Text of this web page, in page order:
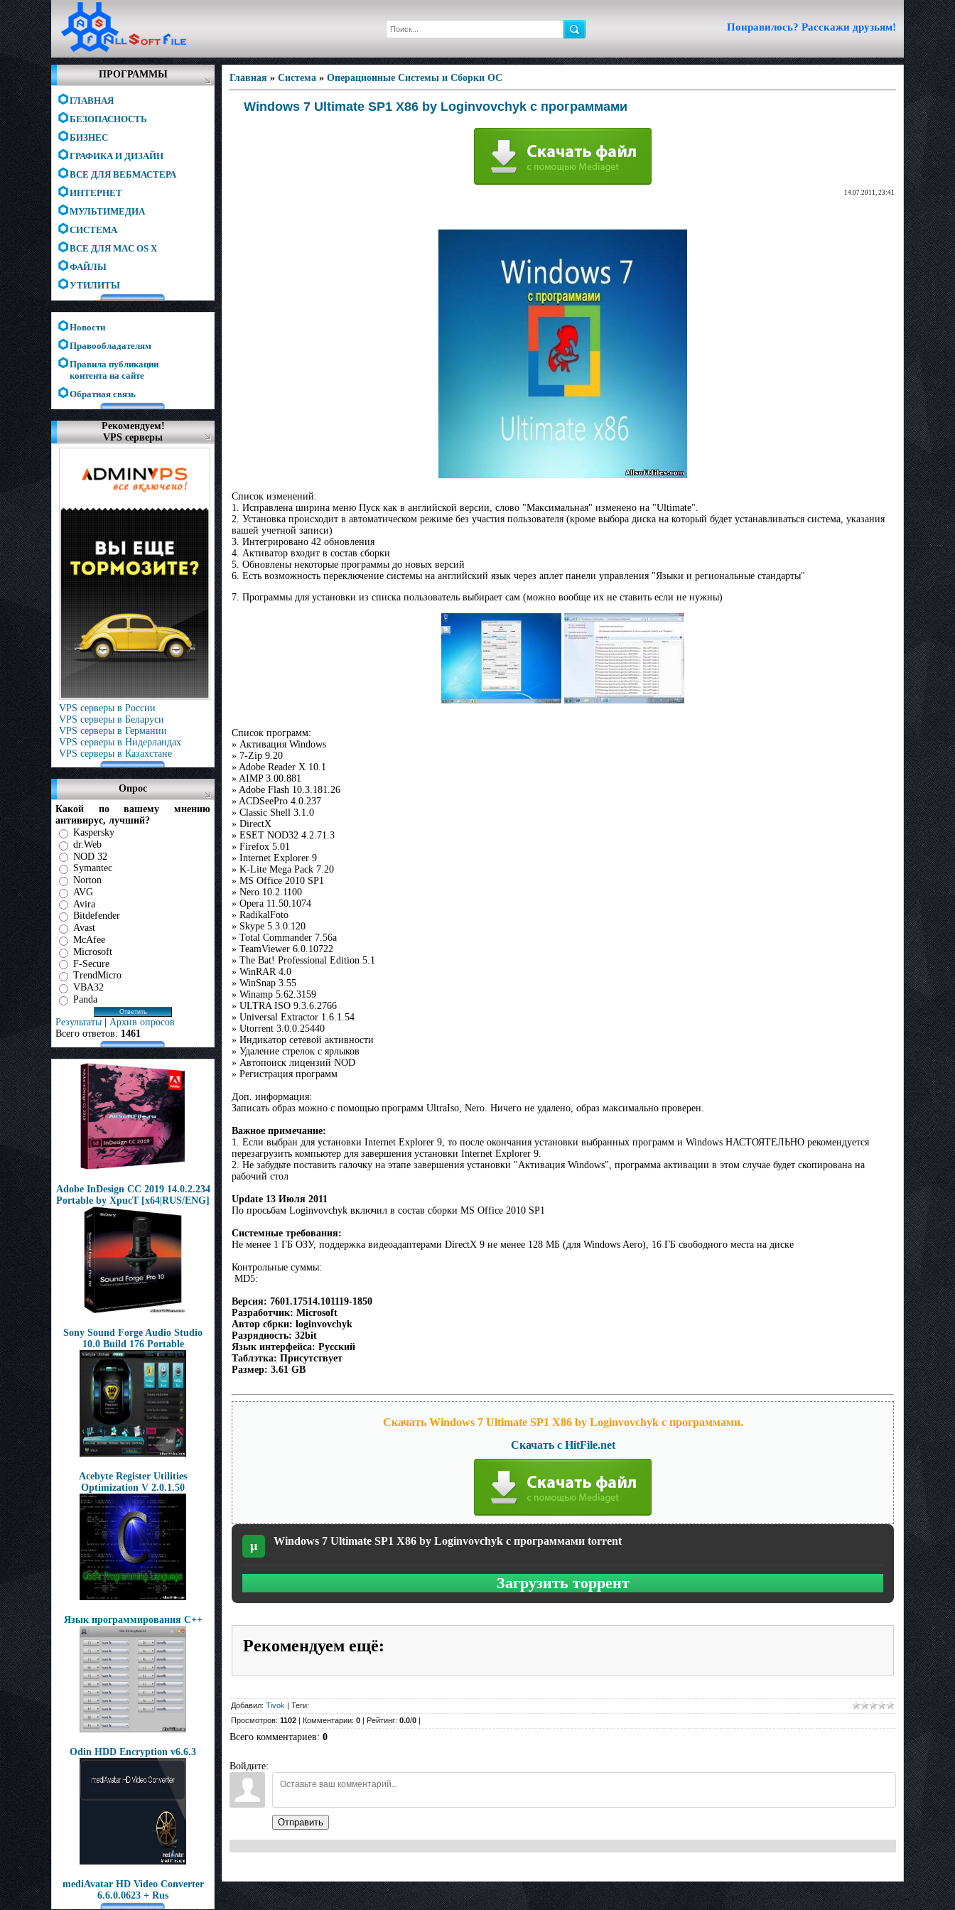
Понравилось? Расскажи друзьям!
ПРОГРАММЫ
ГЛАВНАЯ
БЕЗОПАСНОСТЬ
БИЗНЕС
ГРАФИКА И ДИЗАЙН
ВСЕ ДЛЯ ВЕБМАСТЕРА
ИНТЕРНЕТ
МУЛЬТИМЕДИА
СИСТЕМА
ВСЕ ДЛЯ MAC OS X
ФАЙЛЫ
УТИЛИТЫ
Новости
Правообладателям
Правила публикации
контента на сайте
Обратная связь
Рекомендуем!
VPS серверы
VPS серверы в России
VPS серверы в Беларуси
VPS серверы в Германии
VPS серверы в Нидерландах
VPS серверы в Казахстане
Опрос
Какой по вашему мнению
антивирус, лучший?
Kaspersky
dr.Web
NOD 32
Symantec
Norton
AVG
Avira
Bitdefender
Avast
McAfee
Microsoft
F-Secure
TrendMicro
VBA32
Panda
Результаты | Архив опросов
Всего ответов: 1461
Adobe InDesign CC 2019 14.0.2.234
Portable by XpucT [x64|RUS/ENG]
Sony Sound Forge Audio Studio
10.0 Build 176 Portable
Acebyte Register Utilities
Optimization V 2.0.1.50
Язык программирования С++
Odin HDD Encryption v6.6.3
mediAvatar HD Video Converter
6.6.0.0623 + Rus
Главная » Система » Операционные Системы и Сборки ОС
Windows 7 Ultimate SP1 Х86 by Loginvovchyk с программами
14.07.2011, 23:41
Список изменений:
1. Исправлена ширина меню Пуск как в английской версии, слово "Максимальная" изменено на "Ultimate".
2. Установка происходит в автоматическом режиме без участия пользователя (кроме выбора диска на который будет устанавливаться система, указания
вашей учетной записи)
3. Интегрировано 42 обновления
4. Активатор входит в состав сборки
5. Обновлены некоторые программы до новых версий
6. Есть возможность переключение системы на английский язык через аплет панели управления "Языки и региональные стандарты"
7. Программы для установки из списка пользователь выбирает сам (можно вообще их не ставить если не нужны)
Cписок программ:
» Активация Windows
» 7-Zip 9.20
» Adоbe Reader X 10.1
» AIMP 3.00.881
» Adobe Flash 10.3.181.26
» ACDSeePro 4.0.237
» Classic Shell 3.1.0
» DirectX
» ESET NOD32 4.2.71.3
» Firefox 5.01
» Internet Explorer 9
» K-Lite Mega Pack 7.20
» MS Office 2010 SP1
» Nero 10.2.1100
» Opera 11.50.1074
» RadikalFoto
» Skype 5.3.0.120
» Total Commander 7.56a
» TeamViewer 6.0.10722
» The Bat! Professional Edition 5.1
» WinRAR 4.0
» WinSnap 3.55
» Winamp 5.62.3159
» ULTRA ISO 9.3.6.2766
» Universal Extractor 1.6.1.54
» Utorrent 3.0.0.25440
» Индикатор сетевой активности
» Удаление стрелок с ярлыков
» Автопоиск лицензий NOD
» Регистрация программ
Доп. информация:
Записать образ можно с помощью программ UltraIso, Nero. Ничего не удалено, образ максимально проверен.
Важное примечание:
1. Если выбран для установки Internet Explorer 9, то после окончания установки выбранных программ и Windows НАСТОЯТЕЛЬНО рекомендуется
перезагрузить компьютер для завершения установки Internet Explorer 9.
2. Не забудьте поставить галочку на этапе завершения установки "Активация Windows", программа активации в этом случае будет скопирована на
рабочий стол
Update 13 Июля 2011
По просьбам Loginvovchyk включил в состав сборки MS Office 2010 SP1
Системные требования:
Не менее 1 ГБ ОЗУ, поддержка видеоадаптерами DirectX 9 не менее 128 MБ (для Windows Aero), 16 ГБ свободного места на диске
Контрольные суммы:
MD5:
Версия: 7601.17514.101119-1850
Разработчик: Microsoft
Автор сбрки: loginvovchyk
Разрядность: 32bit
Язык интерфейса: Русский
Таблэтка: Присутствует
Размер: 3.61 GB
Скачать Windows 7 Ultimate SP1 Х86 by Loginvovchyk с программами.
Скачать с HitFile.net
µ Windows 7 Ultimate SP1 Х86 by Loginvovchyk с программами torrent
Загрузить торрент
Рекомендуем ещё:
Добавил: Tivok | Теги:
Просмотров: 1102 | Комментарии: 0 | Рейтинг: 0.0/0 |
Всего комментариев: 0
Войдите:
Отправить